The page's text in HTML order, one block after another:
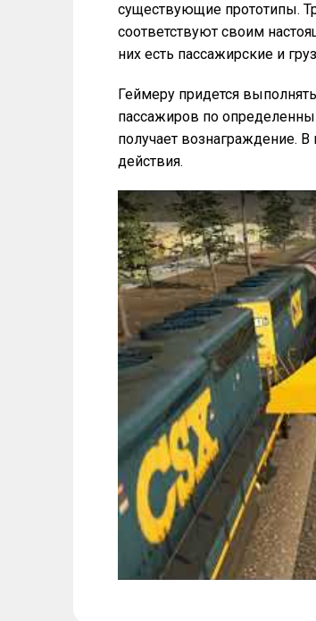
существующие прототипы.
соответствуют своим
них есть пассажирские и
Геймеру придется
пассажиров по
получает вознаграждение.
действия.